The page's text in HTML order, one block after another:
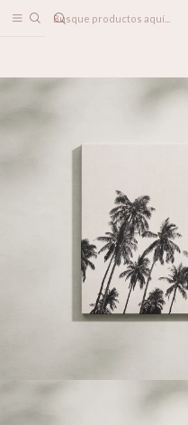
DECORACION MUROS CANVAS